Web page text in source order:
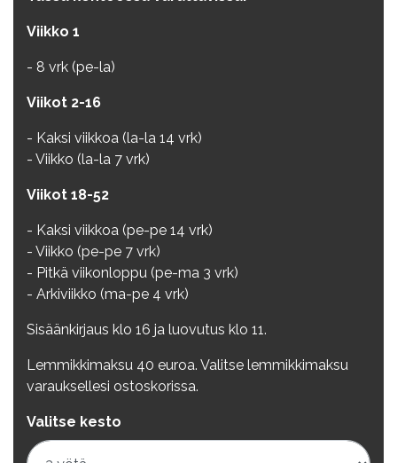
Viikko 1
- 8 vrk (pe-la)
Viikot 2-16
- Kaksi viikkoa (la-la 14 vrk)
- Viikko (la-la 7 vrk)
Viikot 18-52
- Kaksi viikkoa (pe-pe 14 vrk)
- Viikko (pe-pe 7 vrk)
- Pitkä viikonloppu (pe-ma 3 vrk)
- Arkiviikko (ma-pe 4 vrk)
Sisäänkirjaus klo 16 ja luovutus klo 11.
Lemmikkimaksu 40 euroa. Valitse lemmikkimaksu
varauksellesi ostoskorissa.
Valitse kesto